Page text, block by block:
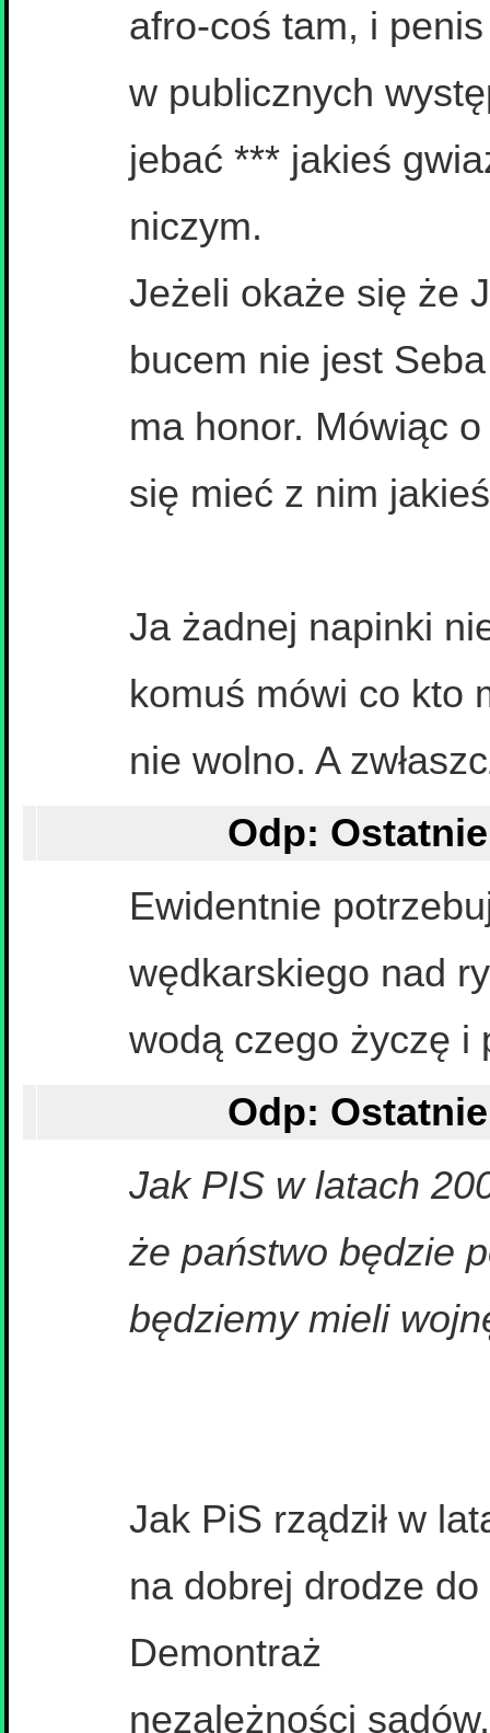
afro-coś tam, i
w publicznych
jebać *** jakieś
niczym.
Jeżeli okaże się że
bucem nie jest
ma honor. Mówiąc
się mieć z nim
Ja żadnej napinki
komuś mówi co kto
nie wolno. A
Ewidentnie
wędkarskiego nad
wodą czego życzę i
Jak PIS w latach
że państwo będzie
będziemy mieli
Jak PiS rządził w
na dobrej drodze
Demontraż
nezależności